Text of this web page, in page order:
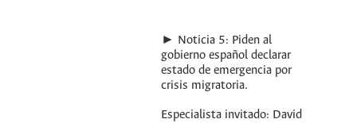
► Noticia 5: Piden al
gobierno español declarar
estado de emergencia por
crisis migratoria.
Especialista invitado: David